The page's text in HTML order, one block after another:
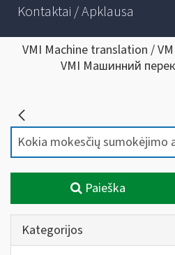
Kontaktai / Apklausa
VMI Machine translation /
VMI Машинний
Paieška
Kategorijos